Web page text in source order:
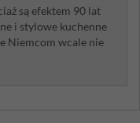
są efektem 90 lat
i stylowe kuchenne
Niemcom wcale nie